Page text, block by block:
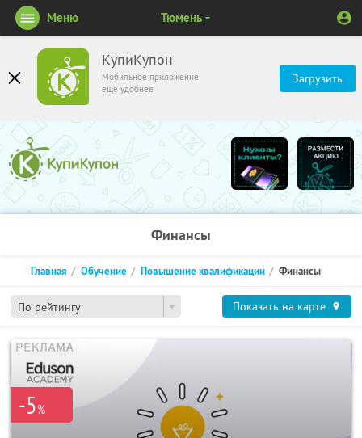
КупиКупон
Мобильное приложение
ещё удобнее
Загрузить
Меню Тюмень
Финансы
По рейтингу
Главная Обучение Повышение квалификации Финансы
Показать на карте
-5%